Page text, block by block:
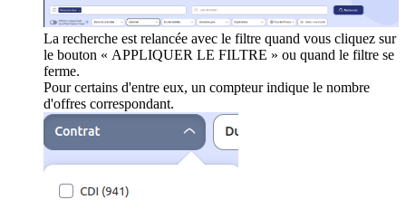
La recherche est relancée avec le filtre quand vous cliquez sur
le bouton « APPLIQUER LE FILTRE » ou quand le filtre se
ferme.
Pour certains d'entre eux, un compteur indique le nombre
d'offres correspondant.